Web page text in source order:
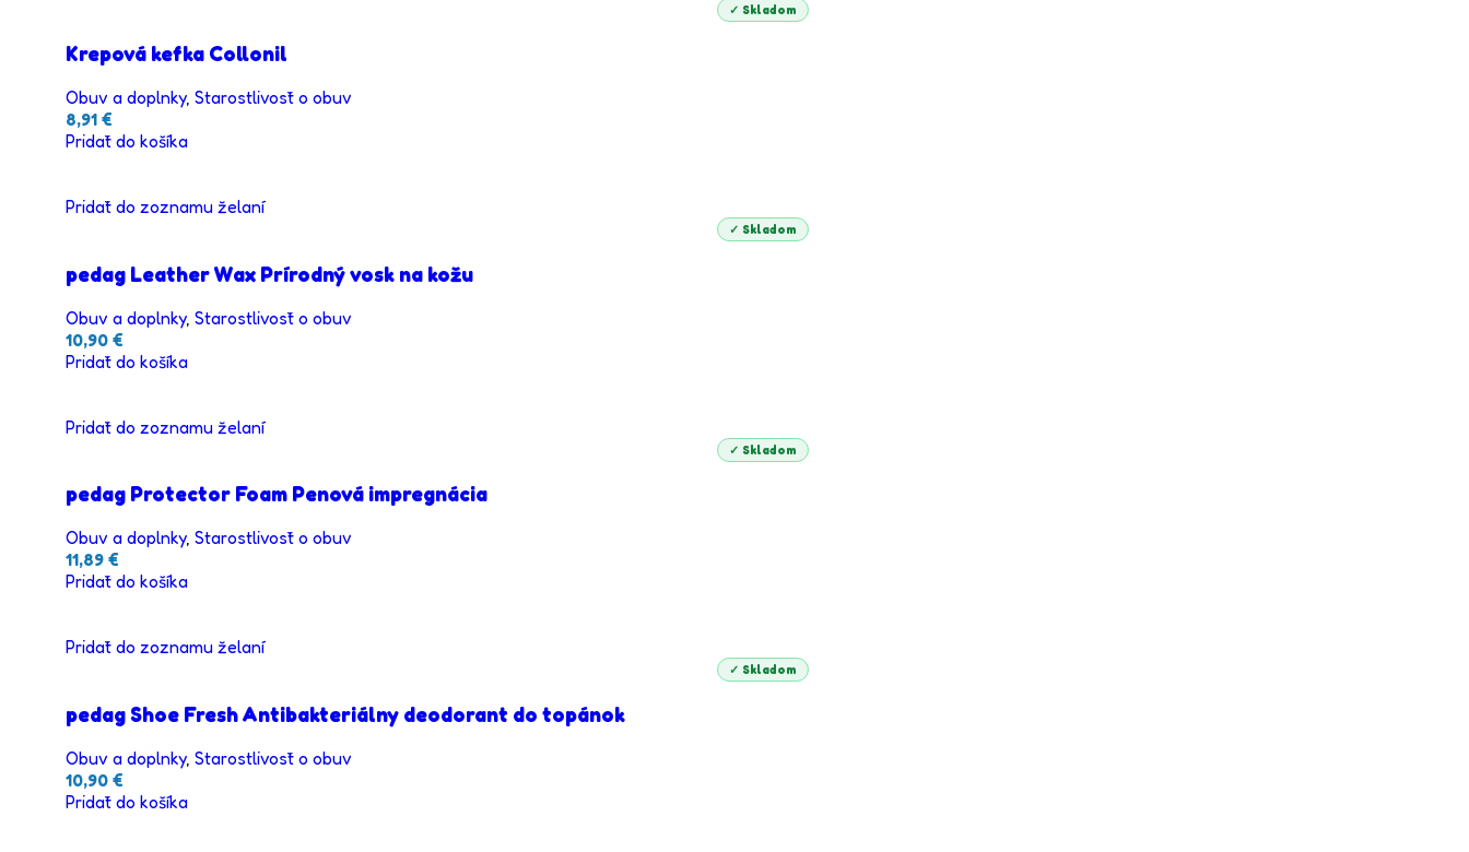
✓ Skladom
Krepová kefka Collonil
Obuv a doplnky, Starostlivosť o obuv
8,91 €
Pridať do košíka
Pridať do zoznamu želaní
✓ Skladom
pedag Leather Wax Prírodný vosk na kožu
Obuv a doplnky, Starostlivosť o obuv
10,90 €
Pridať do košíka
Pridať do zoznamu želaní
✓ Skladom
pedag Protector Foam Penová impregnácia
Obuv a doplnky, Starostlivosť o obuv
11,89 €
Pridať do košíka
Pridať do zoznamu želaní
✓ Skladom
pedag Shoe Fresh Antibakteriálny deodorant do topánok
Obuv a doplnky, Starostlivosť o obuv
10,90 €
Pridať do košíka